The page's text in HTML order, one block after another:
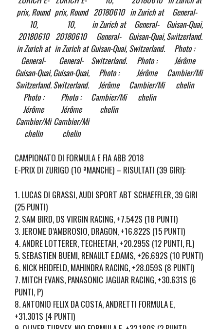
prix, Round
10,
20180610
in Zurich at
General-
Guisan-Quai,
Switzerland.
Photo :
Jérôme
Cambier/Mi
chelin
prix, Round
10,
20180610
in Zurich at
General-
Guisan-Quai,
Switzerland.
Photo :
Jérôme
Cambier/Mi
chelin
20180610
in Zurich at
General-
Guisan-Quai,
Switzerland.
Photo :
Jérôme
Cambier/Mi
chelin
in Zurich at
General-
Guisan-Quai,
Switzerland.
Photo :
Jérôme
Cambier/Mi
chelin
General-
Guisan-Quai,
Switzerland.
Photo :
Jérôme
Cambier/Mi
chelin
CAMPIONATO DI FORMULA E FIA ABB 2018
E-PRIX DI ZURIGO (10 ªMANCHE) – RISULTATI (39 GIRI):
1. LUCAS DI GRASSI, AUDI SPORT ABT SCHAEFFLER, 39 GIRI
(25 PUNTI)
2. SAM BIRD, DS VIRGIN RACING, +7.542S (18 PUNTI)
3. JEROME D’AMBROSIO, DRAGON, +16.822S (15 PUNTI)
4. ANDRE LOTTERER, TECHEETAH, +20.295S (12 PUNTI, FL)
5. SEBASTIEN BUEMI, RENAULT E.DAMS, +26.692S (10 PUNTI)
6. NICK HEIDFELD, MAHINDRA RACING, +28.059S (8 PUNTI)
7. MITCH EVANS, PANASONIC JAGUAR RACING, +30.631S (6
PUNTI, P)
8. ANTONIO FELIX DA COSTA, ANDRETTI FORMULA E,
+31.301S (4 PUNTI)